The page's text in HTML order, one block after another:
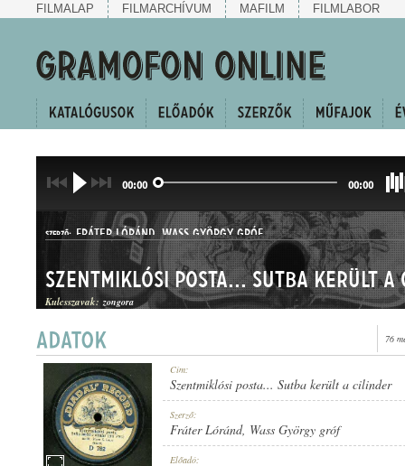
FILMALAP FILMARCHÍVUM MAFILM FILMLABOR
00:00 00:00
SZERZŐ: FRÁTER LÓRÁND,WASS GYÖRGY GRÓF
HALLGATÓ ÉS CSÁRDÁS
Szentmiklósi posta... Sutba került
Kulcsszavak: zongora
76
Cím:
Szentmiklósi posta... Sutba került a cilinder
Szerző:
Fráter Lóránd, Wass György gróf
Előadó: